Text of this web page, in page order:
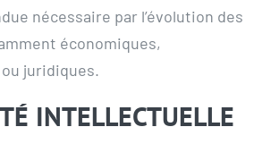
nécessaire par l’évolution des
économiques,
juridiques.
INTELLECTUELLE